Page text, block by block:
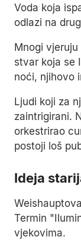
Voda koja
odlazi na
Mnogi
stvar koja se
noći, njihovo
Ljudi koji za
zaintrigirani.
orkestrirao
postoji loš
Ideja
Termin
vjekovima.